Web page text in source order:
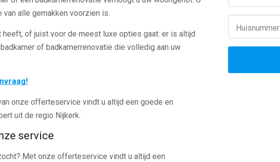
alle gemakken voorzien is.
heeft, of juist voor de meest luxe opties gaat: er is altijd
of badkamerrenovatie die volledig aan uw
onze offerteservice vindt u altijd een goede en
uit de regio Nijkerk.
service
Met onze offerteservice vindt u altijd een
Huisnummer